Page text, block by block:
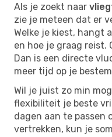
Als je zoekt naar
zie je meteen dat er
Welke je kiest, hangt
en hoe je graag reist.
Dan is een directe
meer tijd op je
Wil je juist zo min
flexibiliteit je beste
dagen aan te passen
vertrekken, kun je